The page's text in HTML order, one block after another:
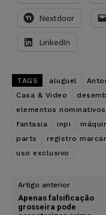
Nextdoor
LinkedIn
TAGS aluguel
Casa & Video
elementos nominativos
fantasia
inpi
parts
registro
uso exclusivo
Artigo anterior
Apenas falsificação
grosseira pode